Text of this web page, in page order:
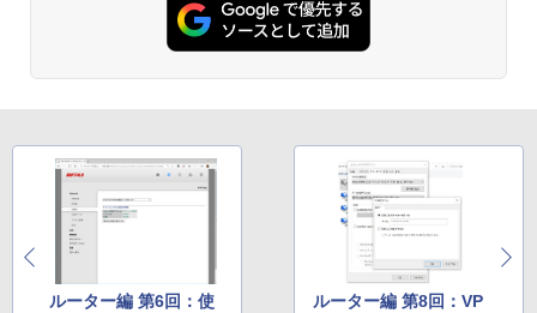
ルーター編 第6回：使
ルーター編 第8回：VP